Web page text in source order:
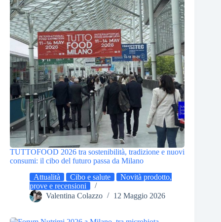
TUTTOFOOD 2026 tra sostenibilità, tradizione e nuovi
consumi: il cibo del futuro passa da Milano
Attualità
Cibo e salute
Novità prodotto,
prove e recensioni
Valentina Colazzo
12 Maggio 2026